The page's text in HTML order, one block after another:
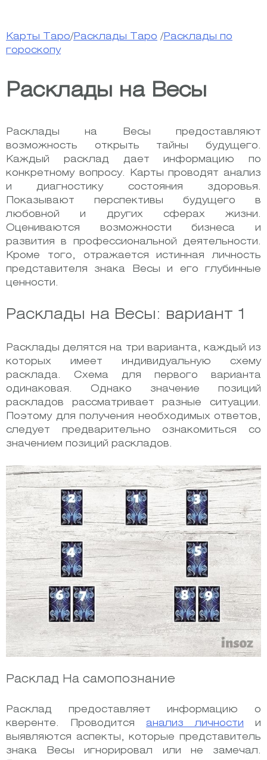
Карты Таро/ Расклады Таро / Расклады по
гороскопу
Расклады на Весы
Расклады на Весы предоставляют
возможность открыть тайны будущего.
Каждый расклад дает информацию по
конкретному вопросу. Карты проводят анализ
и диагностику состояния здоровья.
Показывают перспективы будущего в
любовной и других сферах жизни.
Оцениваются возможности бизнеса и
развития в профессиональной деятельности.
Кроме того, отражается истинная личность
представителя знака Весы и его глубинные
ценности.
Расклады на Весы: вариант 1
Расклады делятся на три варианта, каждый из
которых имеет индивидуальную схему
расклада. Схема для первого варианта
одинаковая. Однако значение позиций
раскладов рассматривает разные ситуации.
Поэтому для получения необходимых ответов,
следует предварительно ознакомиться со
значением позиций раскладов.
Расклад На самопознание
Расклад предоставляет информацию о
кверенте. Проводится анализ личности и
выявляются аспекты, которые представитель
знака Весы игнорировал или не замечал.